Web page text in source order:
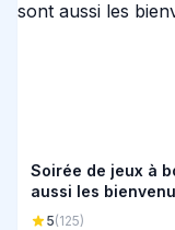
Soirée de jeux à
aussi les
5(125)